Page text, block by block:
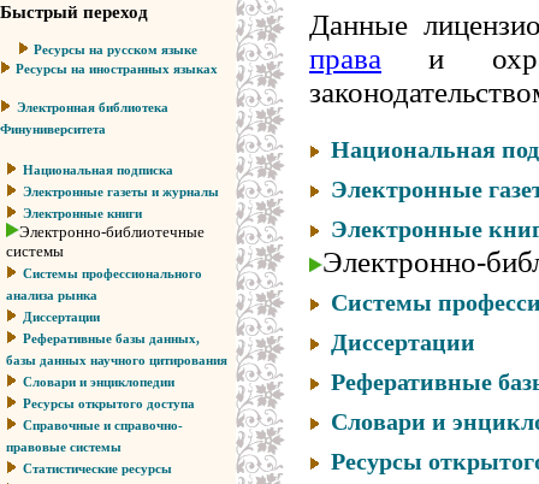
Быстрый переход
Ресурсы на русском языке
Ресурсы на иностранных языках
Электронная библиотека
Финуниверситета
Национальная подписка
Электронные газеты и журналы
Электронные книги
Электронно-библиотечные
системы
Системы профессионального
анализа рынка
Диссертации
Реферативные базы данных,
базы данных научного цитирования
Словари и энциклопедии
Ресурсы открытого доступа
Справочные и справочно-
правовые системы
Статистические ресурсы
Данные
права и
Национальная
Электронные
Электронные
Электронно-
Системы
Диссертации
Реферативные
Словари и
Ресурсы